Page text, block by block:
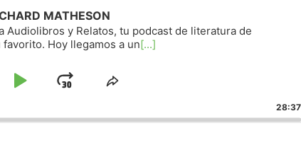
MATHESON
Audiolibros y Relatos, tu podcast de literatura de
Hoy llegamos a un[...]
Reproducir
Pausar
AvanzarCompartir
episodio
28:37